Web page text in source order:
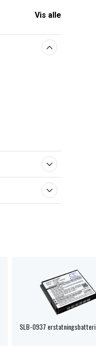
Vis alle
SLB-0937 erstatningsbatteri